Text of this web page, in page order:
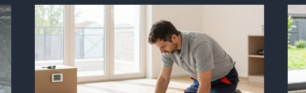
CONSTRUIRE
MAISON
TAHITI
EN